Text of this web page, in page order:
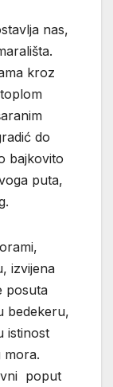
nas,
kroz
do
bajkovito
puta,
izvijena
posuta
bedekeru,
istinost
mora.
poput